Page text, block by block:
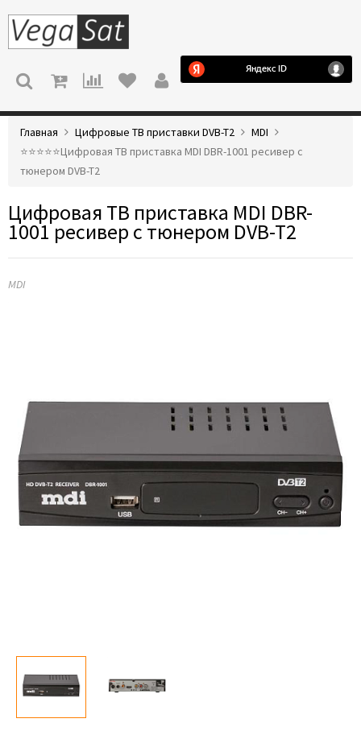
МЕНЮ
Главная Цифровые ТВ приставки DVB-T2
MDI
⭐️⭐️⭐️⭐️⭐️Цифровая ТВ приставка MDI DBR-1001 ресивер с
тюнером DVB-T2
Цифровая ТВ приставка MDI DBR-
1001 ресивер с тюнером DVB-T2
MDI